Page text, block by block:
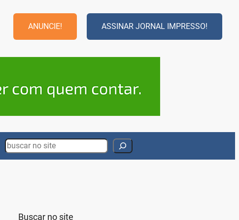
ANUNCIE! ASSINAR JORNAL IMPRESSO!
Search
Buscar no site